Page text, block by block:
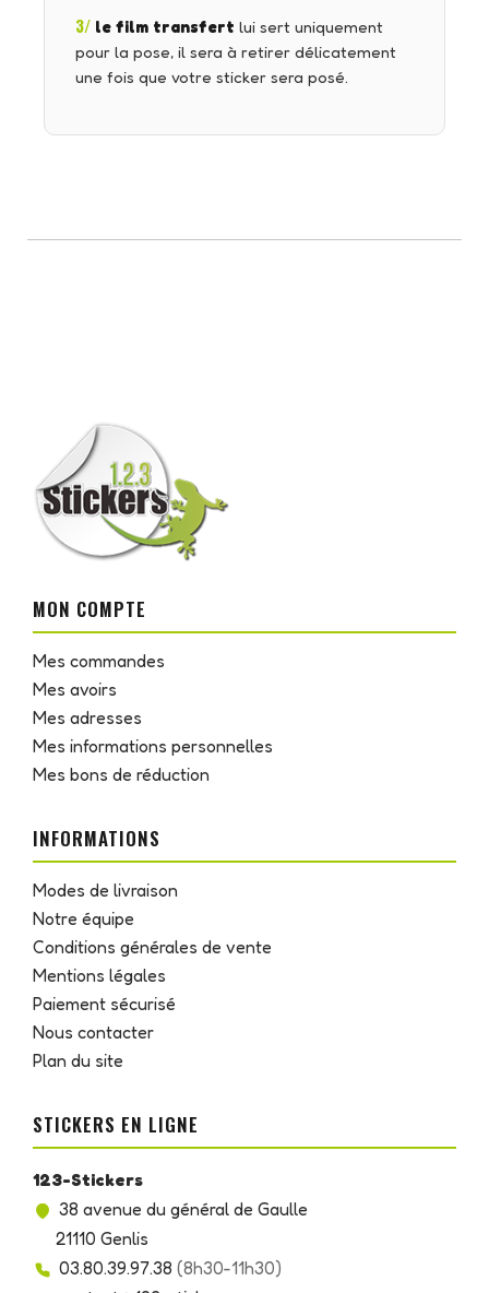
3/ le film transfert lui sert uniquement
pour la pose, il sera à retirer délicatement
une fois que votre sticker sera posé.
MON COMPTE
Mes commandes
Mes avoirs
Mes adresses
Mes informations personnelles
Mes bons de réduction
INFORMATIONS
Modes de livraison
Notre équipe
Conditions générales de vente
Mentions légales
Paiement sécurisé
Nous contacter
Plan du site
STICKERS EN LIGNE
123-Stickers
38 avenue du général de Gaulle
21110 Genlis
03.80.39.97.38 (8h30-11h30)